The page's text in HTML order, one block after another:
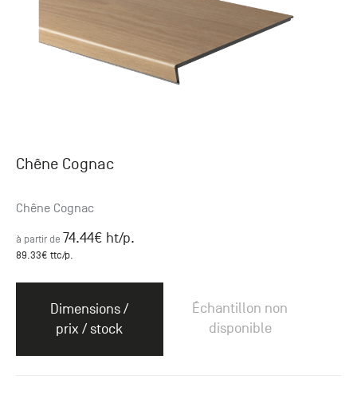
Chêne Cognac
Chêne Cognac
à partir de 74.44€ ht/p.
89.33€ ttc/p.
Dimensions /
prix / stock
Échantillon non
disponible